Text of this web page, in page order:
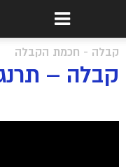
קבלה - חכמת הקבלה
קבלה –